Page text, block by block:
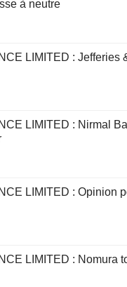
à neutre
LIMITED : Jefferies
LIMITED : Nirmal
LIMITED : Opinion
LIMITED : Nomura